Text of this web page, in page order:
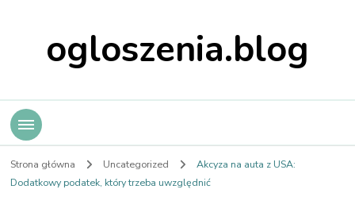
ogloszenia.blog
Strona główna Uncategorized
Akcyza na auta z USA:
Dodatkowy podatek, który trzeba uwzględnić